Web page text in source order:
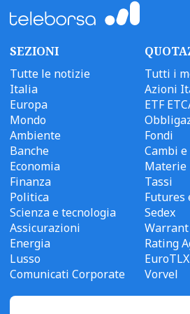
SEZIONI
Tutte le notizie
Italia
Europa
Mondo
Ambiente
Banche
Economia
Finanza
Politica
Scienza e tecnologia
Assicurazioni
Energia
Lusso
Comunicati Corporate
Tutti i
Azioni
ETF
Fondi
Cambi
Materie
Tassi
Futures
Sedex
Warrant
Rating
EuroTLX
Vorvel